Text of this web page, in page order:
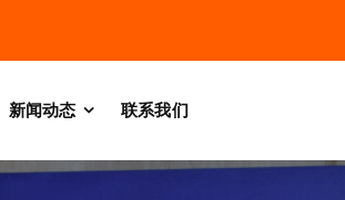
新闻动态 联系我们